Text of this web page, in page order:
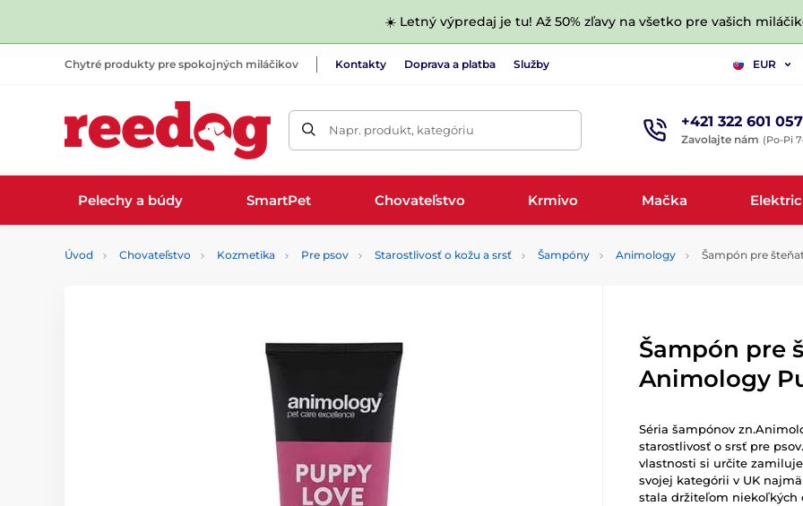
☀️ Letný výpredaj je tu! Až 50% zľavy na všetko pre vašich
Chytré produkty pre spokojných miláčikov Kontakty Doprava a platba Služby EUR
Napr. produkt, kategóriu +421 322 601 057
Zavolajte nám (Po-Pi
Pelechy a búdy SmartPet Chovateľstvo Krmivo Mačka
Úvod Chovateľstvo Kozmetika Pre psov Starostlivosť o kožu a srsť Šampóny Animology Šampón pre
Šampón pre
Animology
Séria šampónov
starostlivosť o srsť pre
vlastnosti si určite
svojej kategórii v UK
stala držiteľom niekoľkých